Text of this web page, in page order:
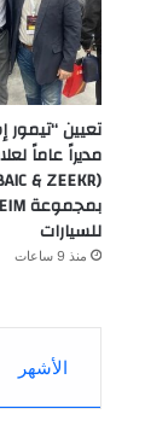
تعيين
مديراً عاماً
بمجموعة EIM
للسيارات
منذ 9 ساعات
الأشهر